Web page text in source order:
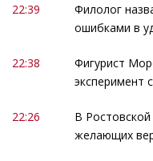
22:39
Филолог
ошибками в
22:38
Фигурист
эксперимент
22:26
В
желающих